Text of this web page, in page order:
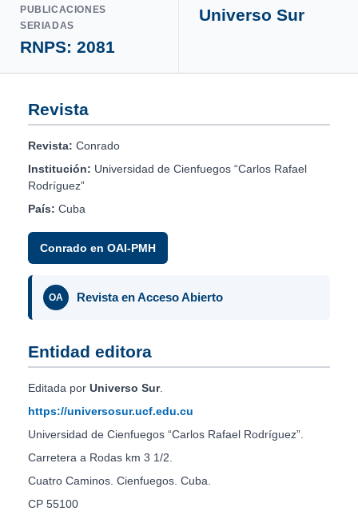
PUBLICACIONES
SERIADAS
RNPS: 2081
Universo Sur
Revista
Revista: Conrado
Institución: Universidad de Cienfuegos “Carlos Rafael
Rodríguez”
País: Cuba
Conrado en OAI-PMH
OA Revista en Acceso Abierto
Entidad editora
Editada por Universo Sur.
https://universosur.ucf.edu.cu
Universidad de Cienfuegos “Carlos Rafael Rodríguez”.
Carretera a Rodas km 3 1/2.
Cuatro Caminos. Cienfuegos. Cuba.
CP 55100